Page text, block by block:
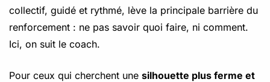
collectif, guidé et rythmé, lève la principale barrière du
renforcement : ne pas savoir quoi faire, ni comment.
Ici, on suit le coach.
Pour ceux qui cherchent une silhouette plus ferme et